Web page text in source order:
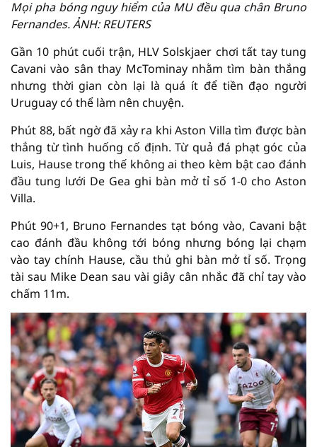
Mọi pha bóng nguy hiểm của MU đều qua chân Bruno
Fernandes. ẢNH: REUTERS
Gần 10 phút cuối trận, HLV Solskjaer chơi tất tay tung
Cavani vào sân thay McTominay nhằm tìm bàn thắng
nhưng thời gian còn lại là quá ít để tiền đạo người
Uruguay có thể làm nên chuyện.
Phút 88, bất ngờ đã xảy ra khi Aston Villa tìm được bàn
thắng từ tình huống cố định. Từ quả đá phạt góc của
Luis, Hause trong thế không ai theo kèm bật cao đánh
đầu tung lưới De Gea ghi bàn mở tỉ số 1-0 cho Aston
Villa.
Phút 90+1, Bruno Fernandes tạt bóng vào, Cavani bật
cao đánh đầu không tới bóng nhưng bóng lại chạm
vào tay chính Hause, cầu thủ ghi bàn mở tỉ số. Trọng
tài sau Mike Dean sau vài giây cân nhắc đã chỉ tay vào
chấm 11m.